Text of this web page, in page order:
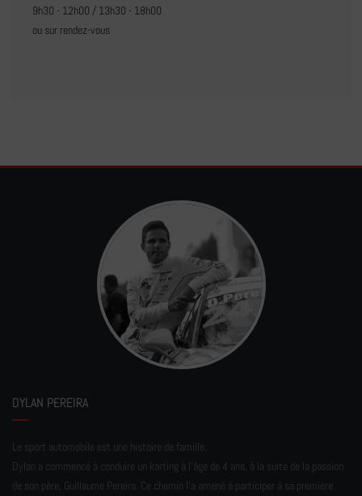
9h30 - 12h00 / 13h30 - 18h00
ou sur rendez-vous
DYLAN PEREIRA
Le sport automobile est une histoire de famille.
Dylan a commencé à conduire un karting à l’âge de 4 ans, à la suite de la passion
de son père, Guillaume Pereira. Ce chemin l'a amené à participer à sa première